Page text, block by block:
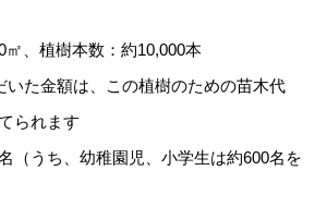
㎡、植樹本数：約10,000本
た金額は、この植樹のための苗木代
られます
（うち、幼稚園児、小学生は約600名を